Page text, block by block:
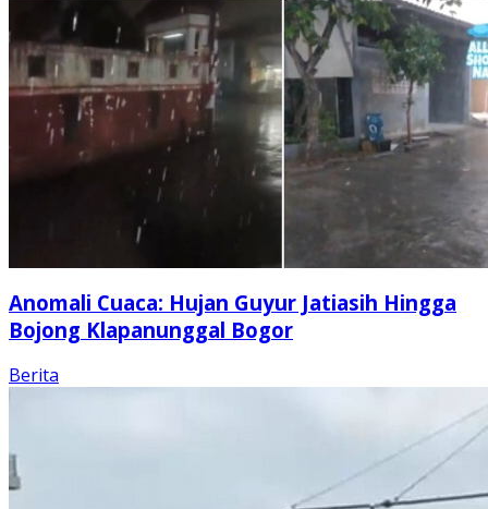
Anomali Cuaca: Hujan Guyur Jatiasih Hingga
Bojong Klapanunggal Bogor
Berita